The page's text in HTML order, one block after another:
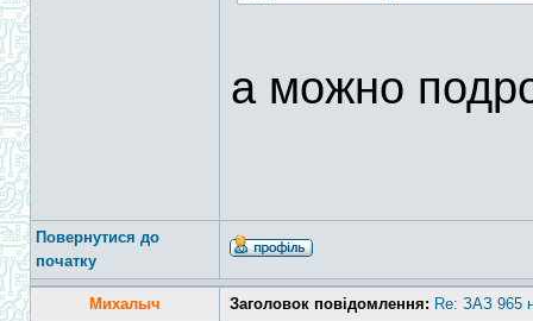
а можно
Повернутися до
початку
Михалыч Заголовок повідомлення: Re: ЗАЗ 965